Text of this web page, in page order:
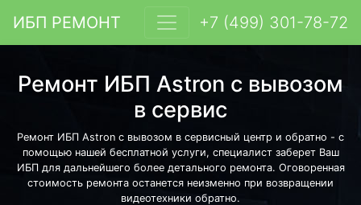
ИБП РЕМОНТ +7 (499) 301-78-72
Ремонт ИБП Astron с вывозом
в сервис
Ремонт ИБП Astron с вывозом в сервисный центр и обратно - с
помощью нашей бесплатной услуги, специалист заберет Ваш
ИБП для дальнейшего более детального ремонта. Оговоренная
стоимость ремонта останется неизменно при возвращении
видеотехники обратно.